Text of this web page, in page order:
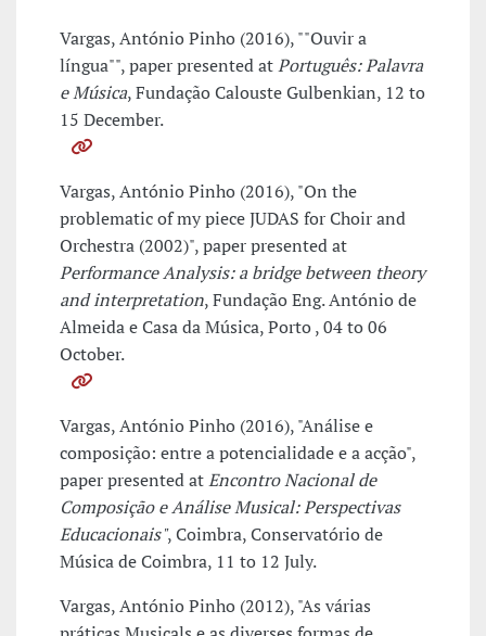
Vargas, António Pinho (2016), ""Ouvir a
língua"", paper presented atPortuguês: Palavra
e Música, Fundação Calouste Gulbenkian, 12 to
15 December.
Vargas, António Pinho (2016), "On the
problematic of my piece JUDAS for Choir and
Orchestra (2002)", paper presented at
Performance Analysis: a bridge between theory
and interpretation, Fundação Eng. António de
Almeida e Casa da Música, Porto , 04 to 06
October.
Vargas, António Pinho (2016), "Análise e
composição: entre a potencialidade e a acção",
paper presented atEncontro Nacional de
Composição e Análise Musical: Perspectivas
Educacionais", Coimbra, Conservatório de
Música de Coimbra, 11 to 12 July.
Vargas, António Pinho (2012), "As várias